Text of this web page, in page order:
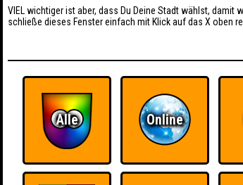
VIEL wichtiger ist aber, dass Du Deine Stadt wählst,
schließe dieses Fenster einfach mit Klick auf das X oben
Alle Online